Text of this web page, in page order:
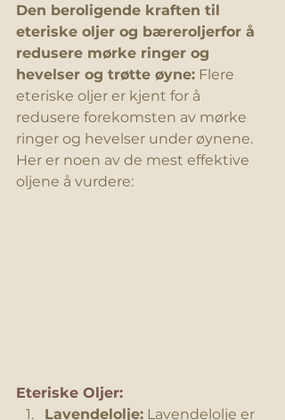
Den beroligende kraften til
eteriske oljer og bæreroljerfor å
redusere mørke ringer og
hevelser og trøtte øyne: Flere
eteriske oljer er kjent for å
redusere forekomsten av mørke
ringer og hevelser under øynene.
Her er noen av de mest effektive
oljene å vurdere:
Eteriske Oljer:
Lavendelolje: Lavendelolje er